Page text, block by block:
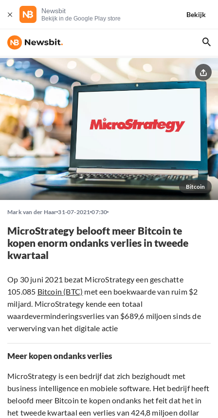
Newsbit
Bekijk in de Google Play store
Bekijk
Bitcoin
Mark van der Haar 31-07-2021 07:30
MicroStrategy belooft meer Bitcoin te
kopen enorm ondanks verlies in tweede
kwartaal
Op 30 juni 2021 bezat MicroStrategy een geschatte
105.085 Bitcoin (BTC) met een boekwaarde van ruim $2
miljard. MicroStrategy kende een totaal
waardeverminderingsverlies van $689,6 miljoen sinds de
verwerving van het digitale actie
Meer kopen ondanks verlies
MicroStrategy is een bedrijf dat zich bezighoudt met
business intelligence en mobiele software. Het bedrijf heeft
beloofd meer Bitcoin te kopen ondanks het feit dat het in
het tweede kwartaal een verlies van 424,8 miljoen dollar